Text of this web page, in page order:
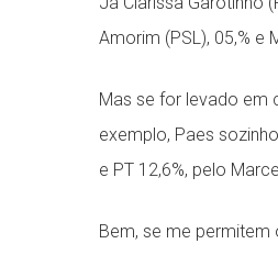
Amorim (PSL), 05,% e
Mas se for levado em
exemplo, Paes
e PT 12,6%, pelo
Bem, se me